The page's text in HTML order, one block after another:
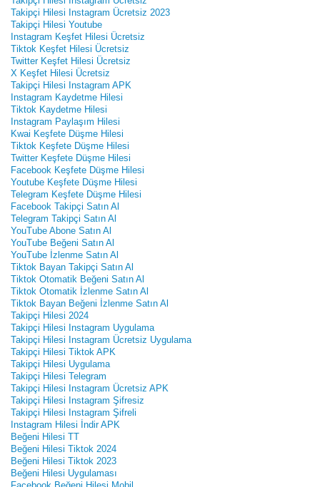
Takipçi Hilesi Instagram Ücretsiz 2023
Takipçi Hilesi Youtube
Instagram Keşfet Hilesi Ücretsiz
Tiktok Keşfet Hilesi Ücretsiz
Twitter Keşfet Hilesi Ücretsiz
X Keşfet Hilesi Ücretsiz
Takipçi Hilesi Instagram APK
Instagram Kaydetme Hilesi
Tiktok Kaydetme Hilesi
Instagram Paylaşım Hilesi
Kwai Keşfete Düşme Hilesi
Tiktok Keşfete Düşme Hilesi
Twitter Keşfete Düşme Hilesi
Facebook Keşfete Düşme Hilesi
Youtube Keşfete Düşme Hilesi
Telegram Keşfete Düşme Hilesi
Facebook Takipçi Satın Al
Telegram Takipçi Satın Al
YouTube Abone Satın Al
YouTube Beğeni Satın Al
YouTube İzlenme Satın Al
Tiktok Bayan Takipçi Satın Al
Tiktok Otomatik Beğeni Satın Al
Tiktok Otomatik İzlenme Satın Al
Tiktok Bayan Beğeni İzlenme Satın Al
Takipçi Hilesi 2024
Takipçi Hilesi Instagram Uygulama
Takipçi Hilesi Instagram Ücretsiz Uygulama
Takipçi Hilesi Tiktok APK
Takipçi Hilesi Uygulama
Takipçi Hilesi Telegram
Takipçi Hilesi Instagram Ücretsiz APK
Takipçi Hilesi Instagram Şifresiz
Takipçi Hilesi Instagram Şifreli
Instagram Hilesi İndir APK
Beğeni Hilesi TT
Beğeni Hilesi Tiktok 2024
Beğeni Hilesi Tiktok 2023
Beğeni Hilesi Uygulaması